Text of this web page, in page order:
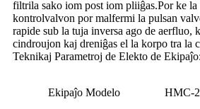
filtrila sako iom post iom pliiĝas.Por ke
kontrolvalvon por malfermi la pulsan
rapide sub la tuja inversa ago de
cindroujon kaj dreniĝas el la korpo tra la
Teknikaj Parametroj de Elekto de Ekipaĵo:
Ekipaĵo Modelo HMC-